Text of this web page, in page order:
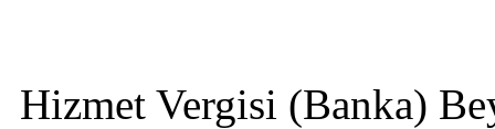
Hizmet Vergisi (Banka)